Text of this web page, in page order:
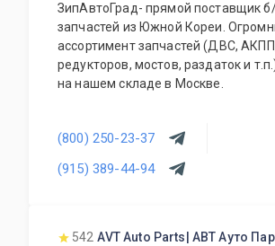
ЗипАвтоГрад- прямой поставщик
запчастей из Южной Кореи.
ассортимент запчастей (ДВС,
редукторов, мостов, раздаток и
на нашем складе в Москве.
(800) 250-23-37
(915) 389-44-94
542 AVT Auto Parts| АВТ Ауто